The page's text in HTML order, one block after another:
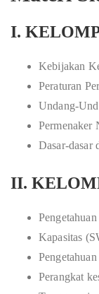
I.
Kebijakan
Peraturan
Undang-
Permenaker
Dasar-dasar
II.
Kapasitas
Perangkat